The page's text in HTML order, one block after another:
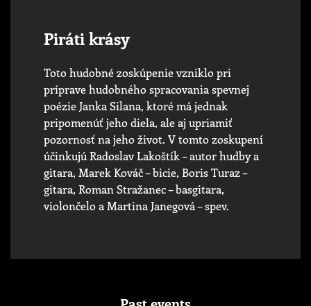
Piráti krásy
Toto hudobné zoskúpenie vzniklo pri
príprave hudobného spracovania spevnej
poézie Janka Silana, ktoré má jednak
pripomenúť jeho diela, ale aj upriamiť
pozornosť na jeho život. V tomto zoskupení
účinkujú Radoslav Lakoštík – autor hudby a
gitara, Marek Kováč – bicie, Boris Turaz –
gitara, Roman Stražanec – basgitara,
violončelo a Martina Janegová – spev.